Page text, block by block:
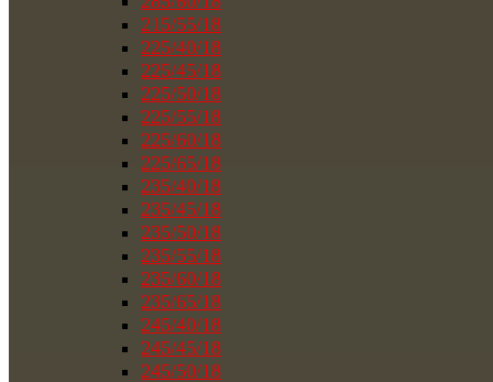
215/55/18
225/40/18
225/45/18
225/50/18
225/55/18
225/60/18
225/65/18
235/40/18
235/45/18
235/50/18
235/55/18
235/60/18
235/65/18
245/40/18
245/45/18
245/50/18